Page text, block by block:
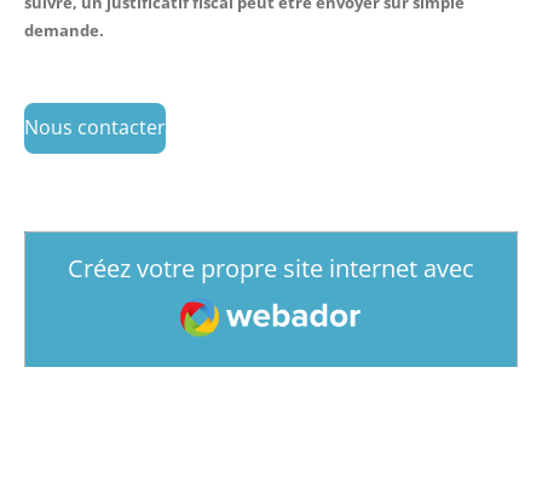
demande.
Nous contacter
Créez votre propre site internet avec
Webador